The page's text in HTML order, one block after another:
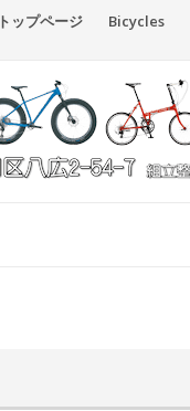
トップページ Bicycles